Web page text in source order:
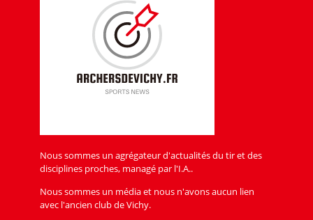
Nous sommes un agrégateur d'actualités du tir et des
disciplines proches, managé par l'I.A..
Nous sommes un média et nous n'avons aucun lien
avec l'ancien club de Vichy.